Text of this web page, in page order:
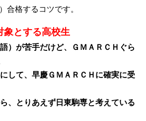
合格するコツです。
象とする高校生
）が苦手だけど、ＧＭＡＲＣＨぐら
して、早慶ＧＭＡＲＣＨに確実に受
、とりあえず日東駒専と考えている